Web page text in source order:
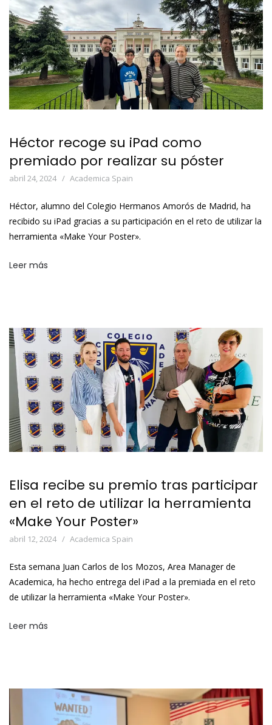
Héctor recoge su iPad como
premiado por realizar su póster
abril 24, 2024 Academica Spain
Héctor, alumno del Colegio Hermanos Amorós de Madrid, ha
recibido su iPad gracias a su participación en el reto de utilizar la
herramienta «Make Your Poster».
Leer más
Elisa recibe su premio tras participar
en el reto de utilizar la herramienta
«Make Your Poster»
abril 12, 2024 Academica Spain
Esta semana Juan Carlos de los Mozos, Area Manager de
Academica, ha hecho entrega del iPad a la premiada en el reto
de utilizar la herramienta «Make Your Poster».
Leer más